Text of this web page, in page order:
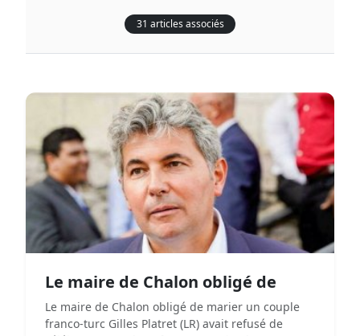
31 articles associés
Le maire de Chalon obligé de
Le maire de Chalon obligé de marier un couple
franco-turc Gilles Platret (LR) avait refusé de